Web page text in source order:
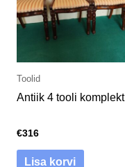
Toolid
Antiik 4 tooli komplekt
€316
Lisa korvi